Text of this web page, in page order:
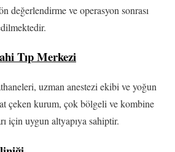
değerlendirme ve operasyon sonrası
Tıp Merkezi
uzman anestezi ekibi ve yoğun
çeken kurum, çok bölgeli ve kombine
için uygun altyapıya sahiptir.